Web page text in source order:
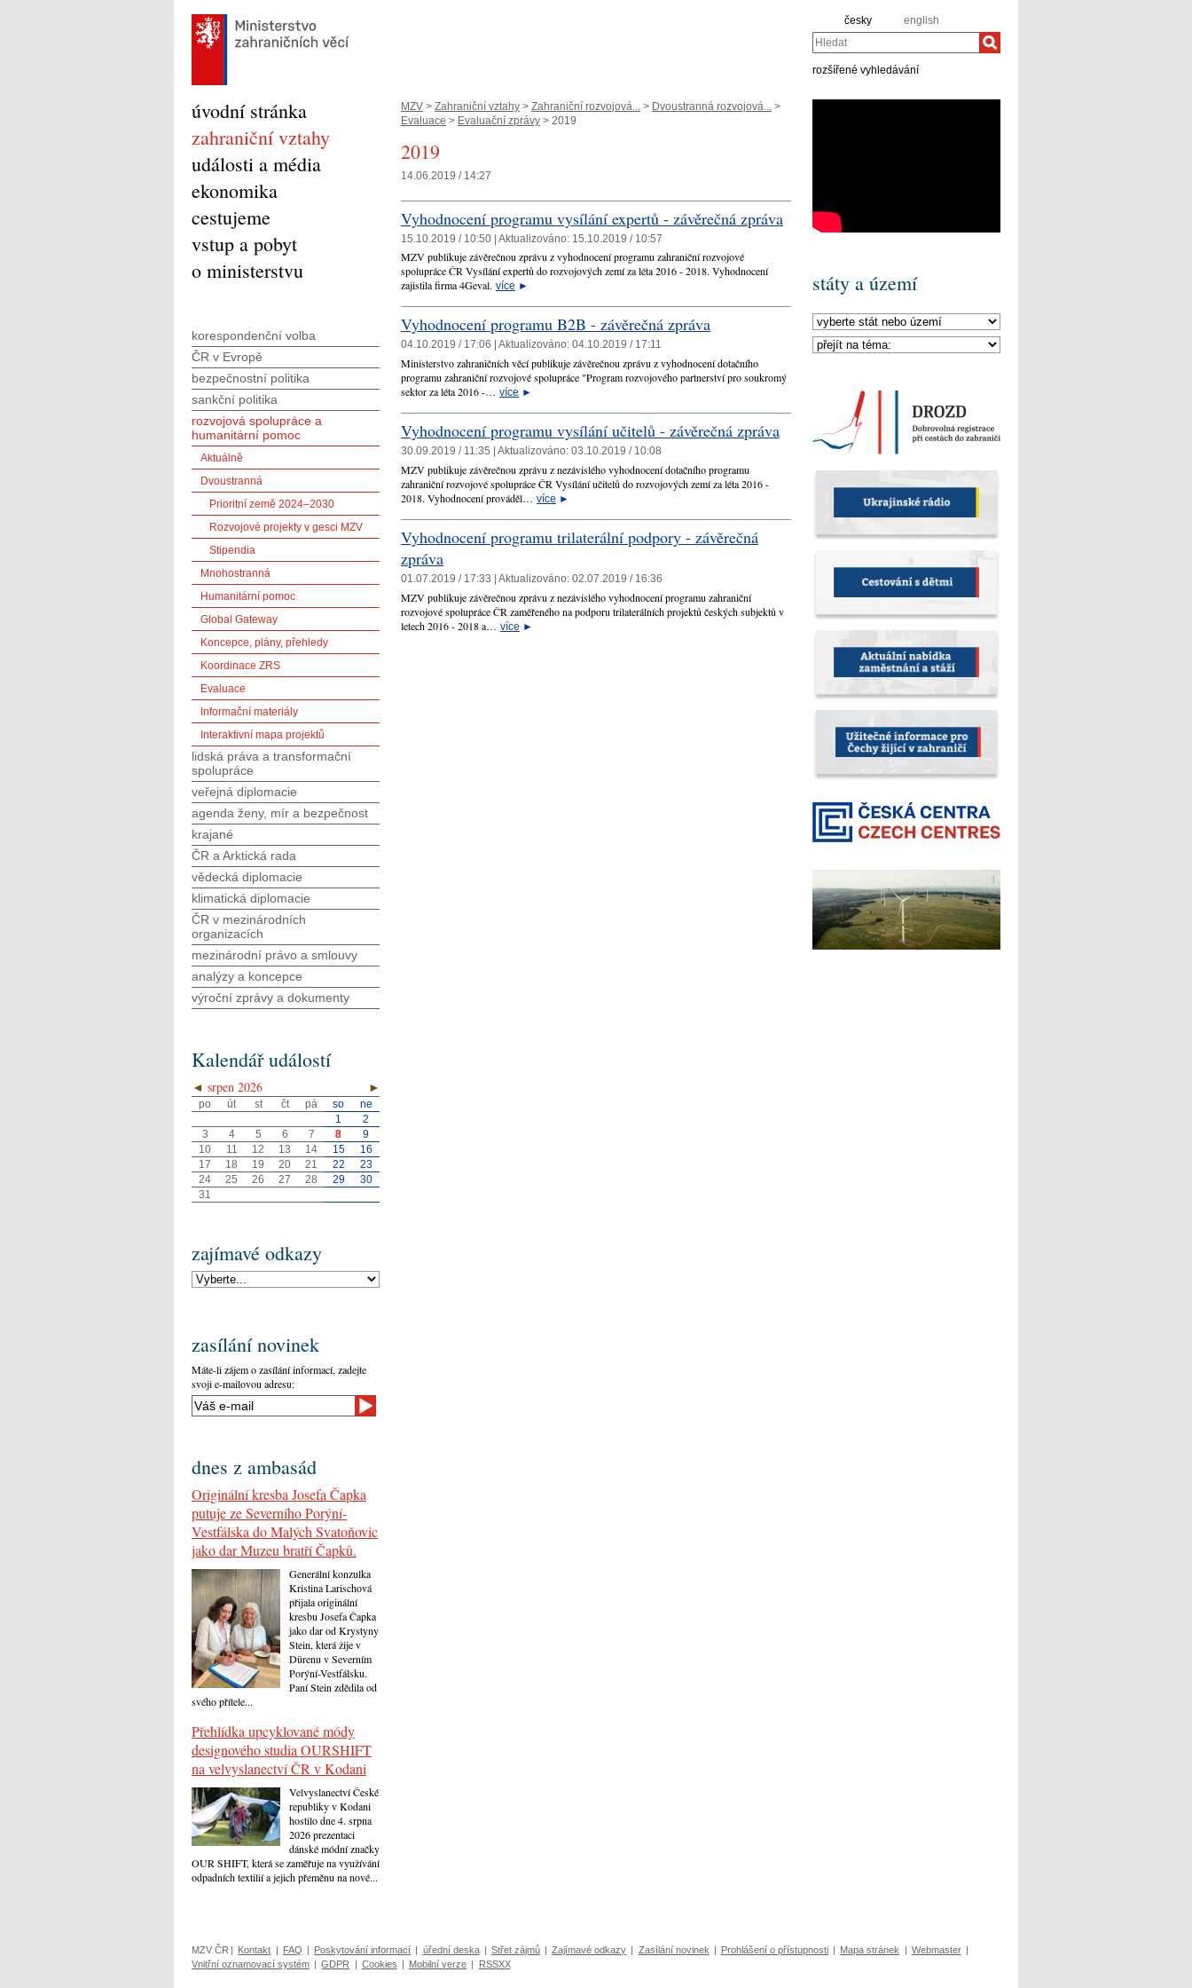
česky english
Hledat
rozšířené vyhledávání
MZV > Zahraniční vztahy > Zahraniční rozvojová... > Dvoustranná rozvojová... >
Evaluace > Evaluační zprávy > 2019
2019
14.06.2019 / 14:27
Vyhodnocení programu vysílání expertů - závěrečná zpráva
15.10.2019 / 10:50 | Aktualizováno: 15.10.2019 / 10:57
MZV publikuje závěrečnou zprávu z vyhodnocení programu zahraniční rozvojové
spolupráce ČR Vysílání expertů do rozvojových zemí za léta 2016 - 2018. Vyhodnocení
zajistila firma 4Geval. více ►
Vyhodnocení programu B2B - závěrečná zpráva
04.10.2019 / 17:06 | Aktualizováno: 04.10.2019 / 17:11
Ministerstvo zahraničních věcí publikuje závěrečnou zprávu z vyhodnocení dotačního
programu zahraniční rozvojové spolupráce "Program rozvojového partnerství pro soukromý
sektor za léta 2016 -… více ►
Vyhodnocení programu vysílání učitelů - závěrečná zpráva
30.09.2019 / 11:35 | Aktualizováno: 03.10.2019 / 10:08
MZV publikuje závěrečnou zprávu z nezávislého vyhodnocení dotačního programu
zahraniční rozvojové spolupráce ČR Vysílání učitelů do rozvojových zemí za léta 2016 -
2018. Vyhodnocení prováděl… více ►
Vyhodnocení programu trilaterální podpory - závěrečná
zpráva
01.07.2019 / 17:33 | Aktualizováno: 02.07.2019 / 16:36
MZV publikuje závěrečnou zprávu z nezávislého vyhodnocení programu zahraniční
rozvojové spolupráce ČR zaměřeného na podporu trilaterálních projektů českých subjektů v
letech 2016 - 2018 a… více ►
úvodní stránka
zahraniční vztahy
události a média
ekonomika
cestujeme
vstup a pobyt
o ministerstvu
korespondenční volba
ČR v Evropě
bezpečnostní politika
sankční politika
rozvojová spolupráce a
humanitární pomoc
Aktuálně
Dvoustranná
Prioritní země 2024–2030
Rozvojové projekty v gesci MZV
Stipendia
Mnohostranná
Humanitární pomoc
Global Gateway
Koncepce, plány, přehledy
Koordinace ZRS
Evaluace
Informační materiály
Interaktivní mapa projektů
lidská práva a transformační
spolupráce
veřejná diplomacie
agenda ženy, mír a bezpečnost
krajané
ČR a Arktická rada
vědecká diplomacie
klimatická diplomacie
ČR v mezinárodních
organizacích
mezinárodní právo a smlouvy
analýzy a koncepce
výroční zprávy a dokumenty
Kalendář událostí
◄ ►
srpen 2026
po út st čt pá so
ne
1
2
3
4 5 6 7 8
9
10
11 12 13 14 15
16
17
18 19 20 21 22
23
24
25 26 27 28 29
30
31
zajímavé odkazy
zasílání novinek
Máte-li zájem o zasílání informací, zadejte
svoji e-mailovou adresu:
dnes z ambasád
Originální kresba Josefa Čapka
putuje ze Severního Porýní-
Vestfálska do Malých Svatoňovic
jako dar Muzeu bratří Čapků.
Generální konzulka
Kristina Larischová
přijala originální
kresbu Josefa Čapka
jako dar od Krystyny
Stein, která žije v
Dürenu v Severním
Porýní-Vestfálsku.
Paní Stein zdědila od
svého přítele...
Přehlídka upcyklované módy
designového studia OURSHIFT
na velvyslanectví ČR v Kodani
Velvyslanectví České
republiky v Kodani
hostilo dne 4. srpna
2026 prezentaci
dánské módní značky
OUR SHIFT, která se zaměřuje na využívání
odpadních textilií a jejich přeměnu na nové...
státy a území
MZV ČR | Kontakt | FAQ | Poskytování informací | úřední deska | Střet zájmů | Zajímavé odkazy | Zasílání novinek | Prohlášení o přístupnosti | Mapa stránek | Webmaster |
Vnitřní oznamovací systém | GDPR | Cookies | Mobilní verze | RSSXX